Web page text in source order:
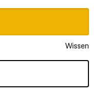
Wissen